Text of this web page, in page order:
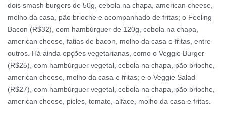
dois smash burgers de 50g, cebola na chapa, american cheese,
molho da casa, pão brioche e acompanhado de fritas; o Feeling
Bacon (R$32), com hambúrguer de 120g, cebola na chapa,
american cheese, fatias de bacon, molho da casa e fritas, entre
outros. Há ainda opções vegetarianas, como o Veggie Burger
(R$25), com hambúrguer vegetal, cebola na chapa, pão brioche,
american cheese, molho da casa e fritas; e o Veggie Salad
(R$27), com hambúrguer vegetal, cebola na chapa, pão brioche,
american cheese, picles, tomate, alface, molho da casa e fritas.